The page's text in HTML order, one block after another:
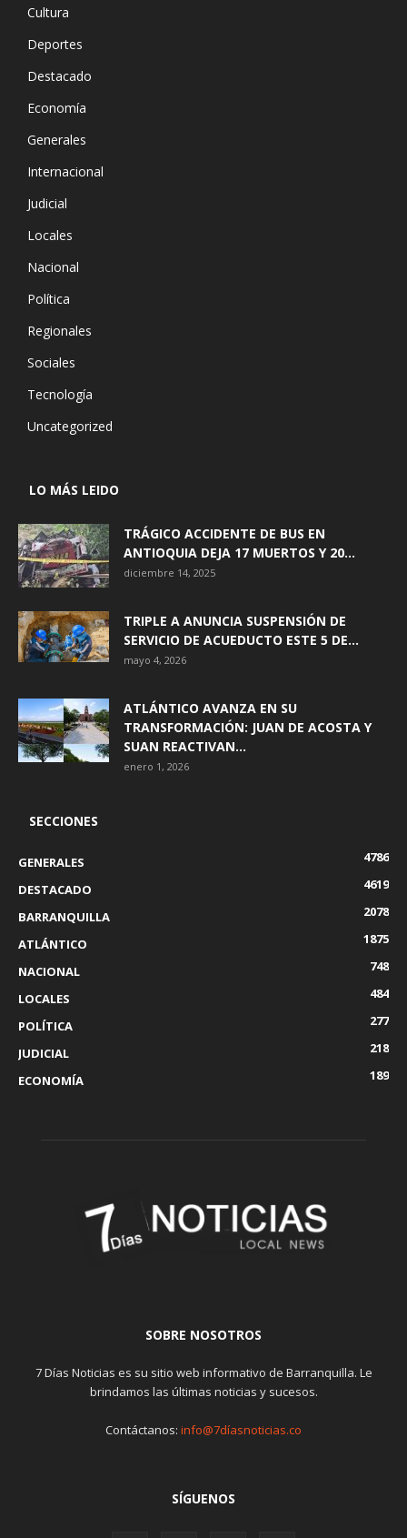
Cultura
Deportes
Destacado
Economía
Generales
Internacional
Judicial
Locales
Nacional
Política
Regionales
Sociales
Tecnología
Uncategorized
LO MÁS LEIDO
TRÁGICO ACCIDENTE DE BUS EN
ANTIOQUIA DEJA 17 MUERTOS Y 20...
diciembre 14, 2025
TRIPLE A ANUNCIA SUSPENSIÓN DE
SERVICIO DE ACUEDUCTO ESTE 5 DE...
mayo 4, 2026
ATLÁNTICO AVANZA EN SU
TRANSFORMACIÓN: JUAN DE ACOSTA Y
SUAN REACTIVAN...
enero 1, 2026
SECCIONES
GENERALES
4786
DESTACADO
4619
BARRANQUILLA
2078
ATLÁNTICO
1875
NACIONAL
748
LOCALES
484
POLÍTICA
277
JUDICIAL
218
ECONOMÍA
189
SOBRE NOSOTROS
7 Días Noticias es su sitio web informativo de Barranquilla. Le
brindamos las últimas noticias y sucesos.
Contáctanos: info@7díasnoticias.co
SÍGUENOS